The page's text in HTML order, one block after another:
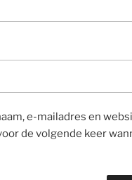
e-mailadres en
de volgende keer